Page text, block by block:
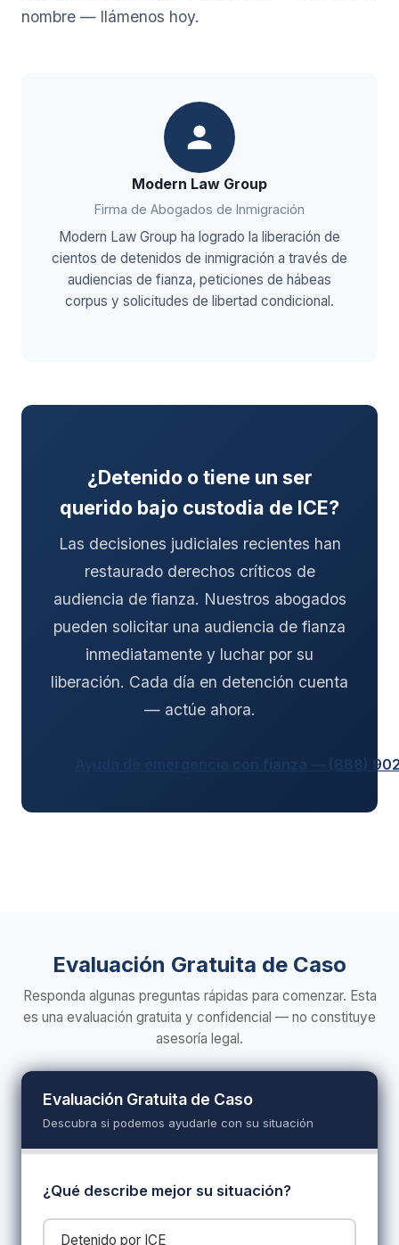
nombre — llámenos hoy.
Modern Law Group
Firma de Abogados de Inmigración
Modern Law Group ha logrado la liberación de
cientos de detenidos de inmigración a través de
audiencias de fianza, peticiones de hábeas
corpus y solicitudes de libertad condicional.
¿Detenido o tiene un ser
querido bajo custodia de ICE?
Las decisiones judiciales recientes han
restaurado derechos críticos de
audiencia de fianza. Nuestros abogados
pueden solicitar una audiencia de fianza
inmediatamente y luchar por su
liberación. Cada día en detención cuenta
— actúe ahora.
Ayuda de emergencia con fianza — (888)
Evaluación Gratuita de Caso
Responda algunas preguntas rápidas para comenzar. Esta
es una evaluación gratuita y confidencial — no constituye
asesoría legal.
Evaluación Gratuita de Caso
Descubra si podemos ayudarle con su situación
¿Qué describe mejor su situación?
Detenido por ICE